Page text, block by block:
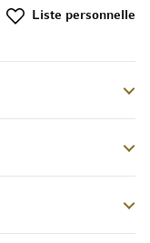
Liste personnelle